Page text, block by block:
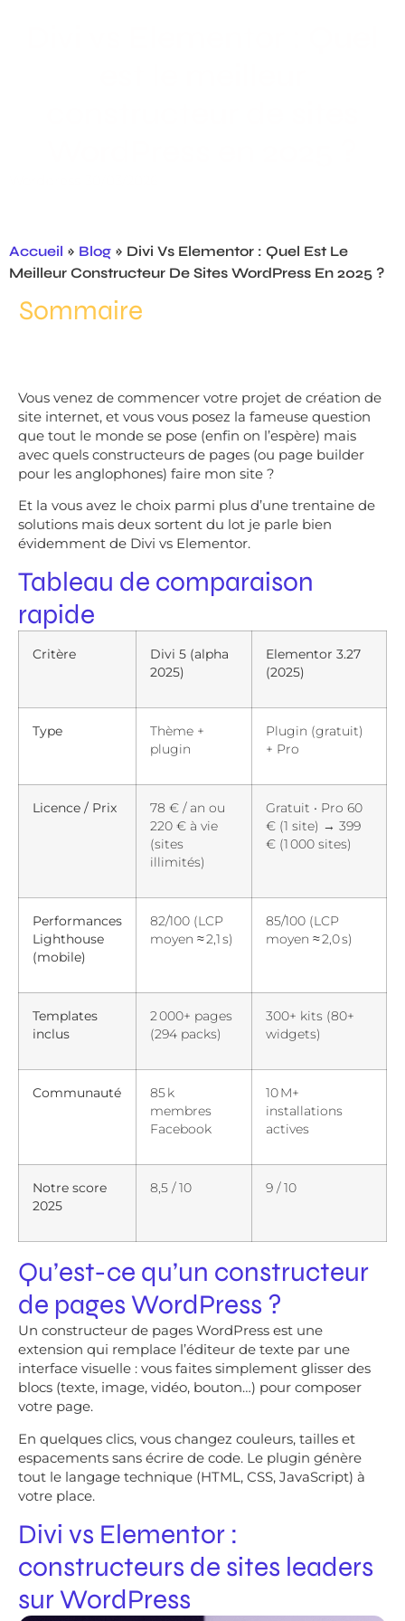
Accueil » Blog » Divi Vs Elementor : Quel Est Le
Meilleur Constructeur De Sites WordPress En 2025 ?
Sommaire
Vous venez de commencer votre projet de création de
site internet, et vous vous posez la fameuse question
que tout le monde se pose (enfin on l’espère) mais
avec quels constructeurs de pages (ou page builder
pour les anglophones) faire mon site ?
Et la vous avez le choix parmi plus d’une trentaine de
solutions mais deux sortent du lot je parle bien
évidemment de Divi vs Elementor.
Tableau de comparaison
rapide
Critère
Divi 5 (alpha
2025)
Elementor 3.27
(2025)
Type
Thème +
plugin
Plugin (gratuit)
+ Pro
Licence / Prix
78 € / an ou
220 € à vie
(sites
illimités)
Gratuit • Pro 60
€ (1 site) → 399
€ (1 000 sites)
Performances
Lighthouse
(mobile)
82/100 (LCP
moyen ≈ 2,1 s)
85/100 (LCP
moyen ≈ 2,0 s)
Templates
inclus
2 000+ pages
(294 packs)
300+ kits (80+
widgets)
Communauté
85 k
membres
Facebook
10 M+
installations
actives
Notre score
2025
8,5 / 10 9 / 10
Qu’est-ce qu’un constructeur
de pages WordPress ?
Un constructeur de pages WordPress est une
extension qui remplace l’éditeur de texte par une
interface visuelle : vous faites simplement glisser des
blocs (texte, image, vidéo, bouton…) pour composer
votre page.
En quelques clics, vous changez couleurs, tailles et
espacements sans écrire de code. Le plugin génère
tout le langage technique (HTML, CSS, JavaScript) à
votre place.
Divi vs Elementor :
constructeurs de sites leaders
sur WordPress